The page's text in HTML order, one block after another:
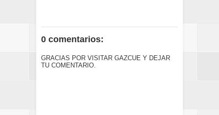
0 comentarios:
GRACIAS POR VISITAR GAZCUE Y DEJAR
TU COMENTARIO.